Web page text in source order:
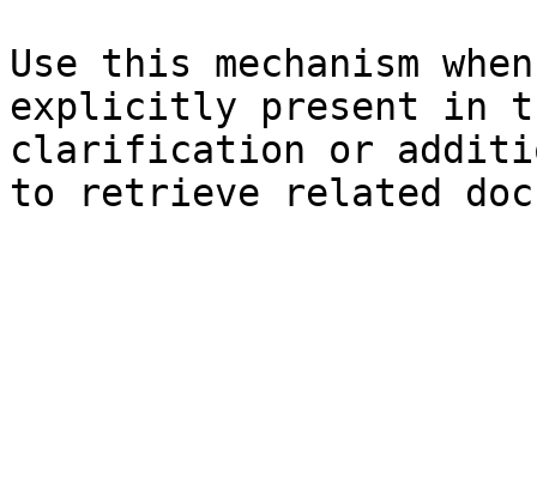
Use this mechanism
explicitly present in
clarification or